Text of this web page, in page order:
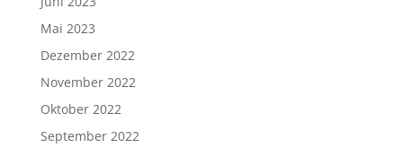
Mai 2023
Dezember 2022
November 2022
Oktober 2022
September 2022